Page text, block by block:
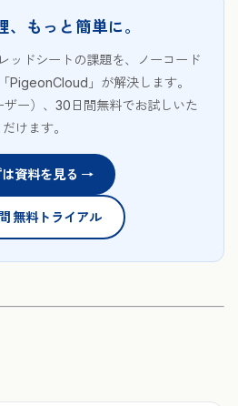
、もっと簡単に。
ッドシートの課題を、ノーコード
PigeonCloud」が解決します。
ー）、30日間無料でお試しいた
だけます。
は資料を見る →
無料トライアル